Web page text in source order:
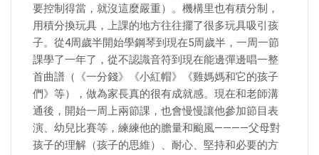
要控制得當，就沒這麼嚴重）。機構里也有積分制，
用積分換玩具，上課的地方往往擺了很多玩具吸引孩
子。從4周歲半開始學鋼琴到現在5周歲半，一周一節
課學了一年了，從不認識音符到現在能邊彈邊唱一整
首曲譜（《一分錢》《小紅帽》《雞媽媽和它的孩子
們》等），做為家長真的很有成就感。現在和老師溝
通後，開始一周上兩節課，也會慢慢讓他參加節目表
演、幼兒比賽等，練練他的膽量和颱風————父母對
孩子的理解（孩子的思維）、耐心、堅持和必要的方